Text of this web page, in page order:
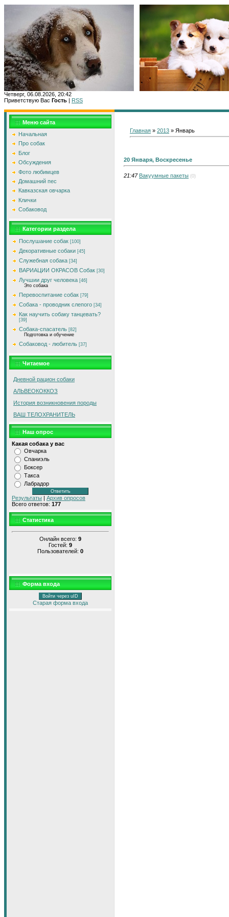
Четверг, 06.08.2026, 20:42
Приветствую Вас Гость | RSS
Меню сайта
Начальная
Про собак
Блог
Обсуждения
Фото любимцев
Домашний пес
Кавказская овчарка
Клички
Собаковод
Категории раздела
Послушание собак [100]
Декоративные собаки [45]
Служебная собака [34]
ВАРИАЦИИ ОКРАСОВ Собак [30]
Лучшии друг человека [46]
Это собака
Перевоспитание собак [79]
Собака - проводник слепого [34]
Как научить собаку танцевать?
[39]
Собака-спасатель [82]
Подготовка и обучение
Собаковод - любитель [37]
Читаемое
Дневной рацион собаки
АЛЬВЕОКОККОЗ
История возникновения породы
ВАШ ТЕЛОХРАНИТЕЛЬ
Наш опрос
Какая собака у вас
Овчарка
Спаниэль
Боксер
Такса
Лабрадор
Результаты | Архив опросов
Всего ответов: 177
Статистика
Онлайн всего: 9
Гостей: 9
Пользователей: 0
Форма входа
Войти через uID
Старая форма входа
Главная » 2013 » Январь
20 Января, Воскресенье
21:47 Вакуумные пакеты (0)